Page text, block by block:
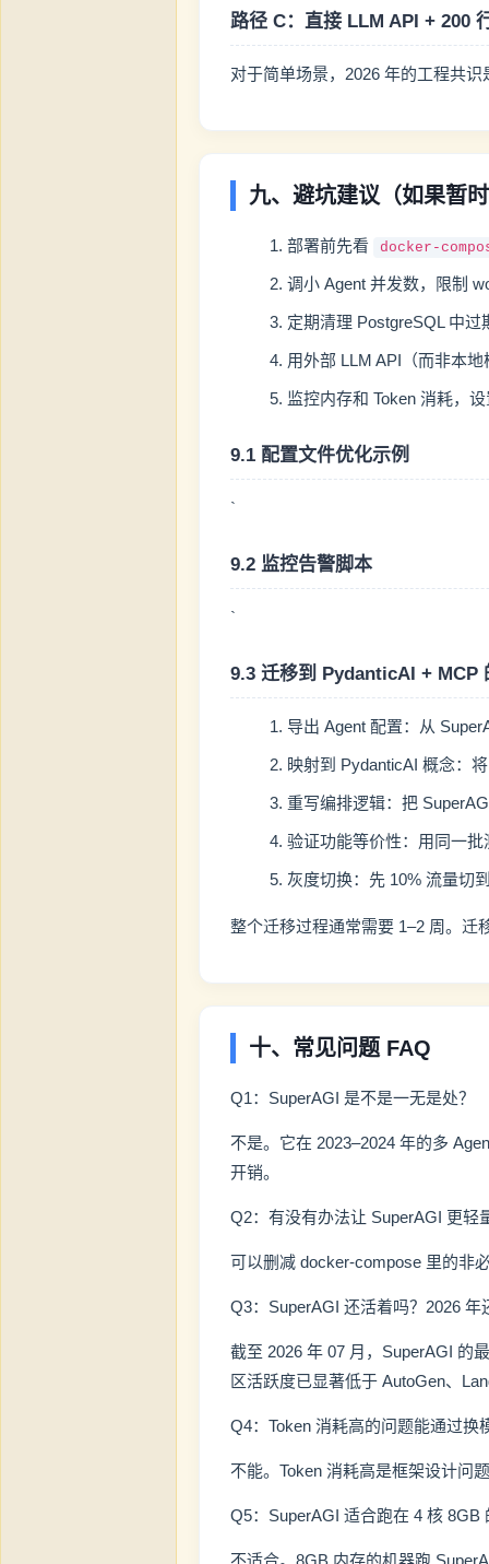
路径 C：直接 LLM API + 200
对于简单场景，2026 年的工程共
九、避坑建议（如果暂
部署前先看 docker-
调小 Agent 并发数，限制
定期清理 PostgreSQL 中
用外部 LLM API（而非本
监控内存和 Token 消耗，
9.1 配置文件优化示例
`
9.2 监控告警脚本
`
9.3 迁移到 PydanticAI + MCP
导出 Agent 配置：从
映射到 PydanticAI 概念：
重写编排逻辑：把
验证功能等价性：用同一
灰度切换：先 10% 流量切
整个迁移过程通常需要 1–2 周。迁
十、常见问题 FAQ
Q1：SuperAGI 是不是一无是处？
不是。它在 2023–2024 年的多
开销。
Q2：有没有办法让 SuperAGI 更轻
可以删减 docker-compose 里的非
Q3：SuperAGI 还活着吗？2026 年
截至 2026 年 07 月，SuperAGI 的
区活跃度已显著低于 AutoGen、
Q4：Token 消耗高的问题能通过换
不能。Token 消耗高是框架设计问
Q5：SuperAGI 适合跑在 4 核 8GB
不适合。8GB 内存的机器跑